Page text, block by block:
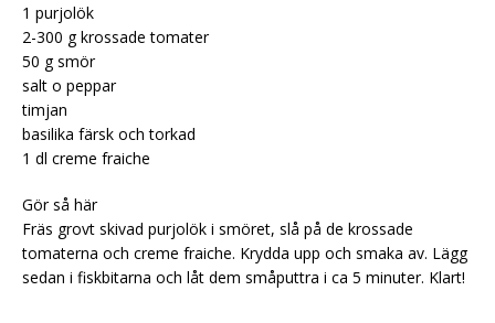
1 purjolök
2-300 g krossade tomater
50 g smör
salt o peppar
timjan
basilika färsk och torkad
1 dl creme fraiche
Gör så här
Fräs grovt skivad purjolök i smöret, slå på de krossade
tomaterna och creme fraiche. Krydda upp och smaka av. Lägg
sedan i fiskbitarna och låt dem småputtra i ca 5 minuter. Klart!